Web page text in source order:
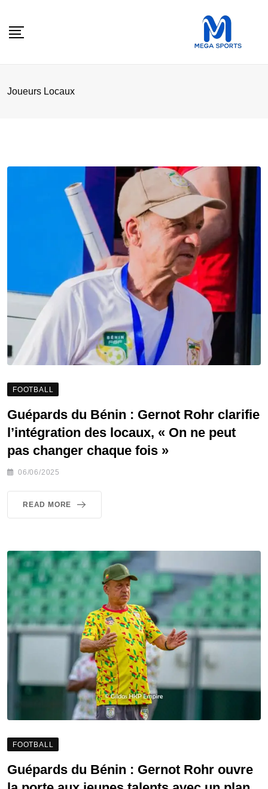
Joueurs Locaux
FOOTBALL
Guépards du Bénin : Gernot Rohr clarifie
l’intégration des locaux, « On ne peut
pas changer chaque fois »
06/06/2025
READ MORE
FOOTBALL
Guépards du Bénin : Gernot Rohr ouvre